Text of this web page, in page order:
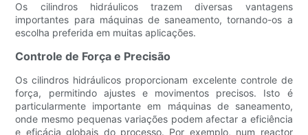
Os cilindros hidráulicos trazem diversas vantagens
importantes para máquinas de saneamento, tornando-os a
escolha preferida em muitas aplicações.
Controle de Força e Precisão
Os cilindros hidráulicos proporcionam excelente controle de
força, permitindo ajustes e movimentos precisos. Isto é
particularmente importante em máquinas de saneamento,
onde mesmo pequenas variações podem afectar a eficiência
e eficácia globais do processo. Por exemplo, num reactor